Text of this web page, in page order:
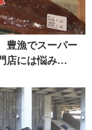
豊漁でスーパー
店には悩み